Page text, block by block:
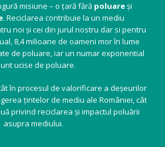
misiune – o țară fără poluareși
. Reciclarea contribuie la un mediu
noi și cei din jurul nostru dar si pentru
8,4 milioane de oameni mor în lume
de poluare, iar un numar exponential
ucise de poluare.
în procesul de valorificare a deșeurilor
țintelor de mediu ale României, cât
privind reciclarea și impactul poluării
asupra mediului.